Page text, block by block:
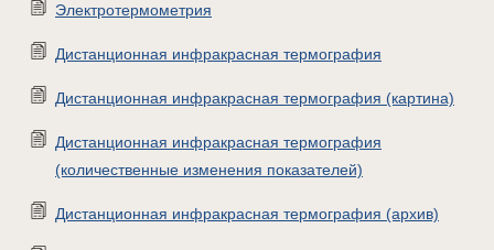
Электротермометрия
Дистанционная инфракрасная термография
Дистанционная инфракрасная термография (картина)
Дистанционная инфракрасная термография
(количественные изменения показателей)
Дистанционная инфракрасная термография (архив)